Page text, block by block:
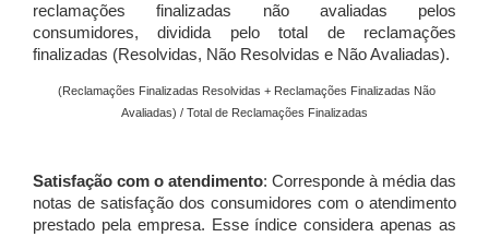
reclamações finalizadas não avaliadas pelos
consumidores, dividida pelo total de reclamações
finalizadas (Resolvidas, Não Resolvidas e Não Avaliadas).
(Reclamações Finalizadas Resolvidas + Reclamações Finalizadas Não
Avaliadas) / Total de Reclamações Finalizadas
Satisfação com o atendimento: Corresponde à média das
notas de satisfação dos consumidores com o atendimento
prestado pela empresa. Esse índice considera apenas as